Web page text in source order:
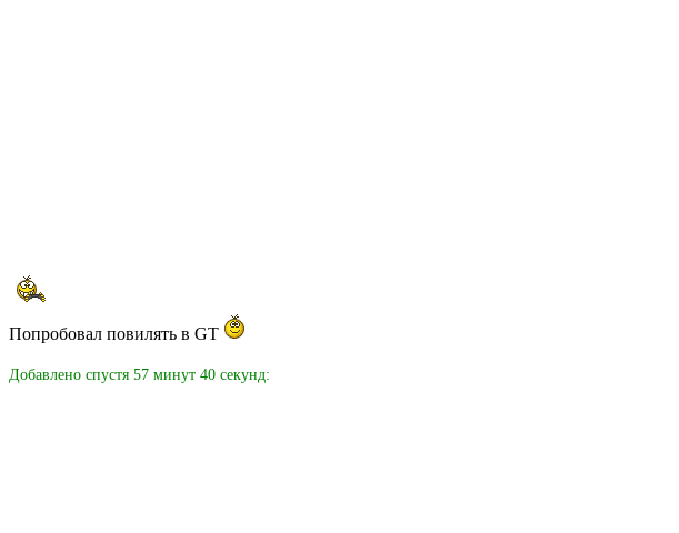
Попробовал повилять в GT
Добавлено спустя 57 минут 40 секунд: